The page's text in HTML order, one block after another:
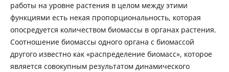
работы на уровне растения в целом между этими
функциями есть некая пропорциональность, которая
опосредуется количеством биомассы в органах растения.
Соотношение биомассы одного органа с биомассой
другого известно как «распределение биомасс», которое
является совокупным результатом динамического